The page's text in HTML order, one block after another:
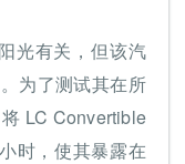
光有关，但该汽
为了测试其在所
LC Convertible
时，使其暴露在